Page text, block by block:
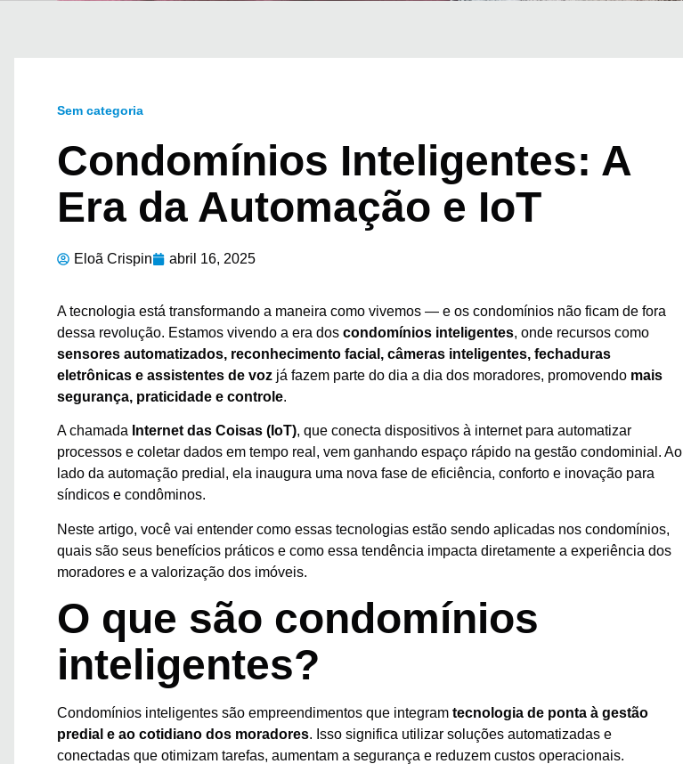
Sem categoria
Condomínios Inteligentes: A
Era da Automação e IoT
Eloã Crispin abril 16, 2025
A tecnologia está transformando a maneira como vivemos — e os condomínios não ficam de fora
dessa revolução. Estamos vivendo a era dos condomínios inteligentes, onde recursos como
sensores automatizados, reconhecimento facial, câmeras inteligentes, fechaduras
eletrônicas e assistentes de voz já fazem parte do dia a dia dos moradores, promovendo mais
segurança, praticidade e controle.
A chamada Internet das Coisas (IoT), que conecta dispositivos à internet para automatizar
processos e coletar dados em tempo real, vem ganhando espaço rápido na gestão condominial. Ao
lado da automação predial, ela inaugura uma nova fase de eficiência, conforto e inovação para
síndicos e condôminos.
Neste artigo, você vai entender como essas tecnologias estão sendo aplicadas nos condomínios,
quais são seus benefícios práticos e como essa tendência impacta diretamente a experiência dos
moradores e a valorização dos imóveis.
O que são condomínios
inteligentes?
Condomínios inteligentes são empreendimentos que integram tecnologia de ponta à gestão
predial e ao cotidiano dos moradores. Isso significa utilizar soluções automatizadas e
conectadas que otimizam tarefas, aumentam a segurança e reduzem custos operacionais.